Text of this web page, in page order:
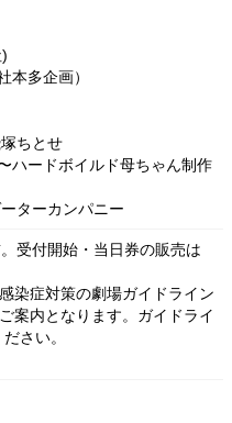
本多企画）
ちとせ
ハードボイルド母ちゃん制作
ターカンパニー
受付開始・当日券の販売は
染症対策の劇場ガイドライン
案内となります。ガイドライ
さい。